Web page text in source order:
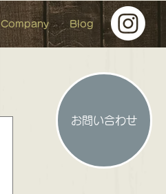
お問い合わせ
Company Blog